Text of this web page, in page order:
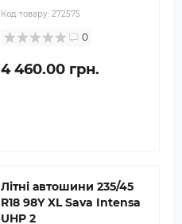
Код товару: 272575
0
4 460.00 грн.
Літні автошини 235/45
R18 98Y XL Sava Intensa
UHP 2